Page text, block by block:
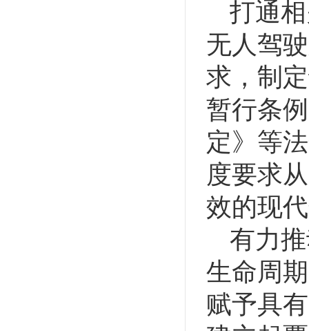
打通
无人驾
求，制
暂行条
定》等
度要求
效的现
有力
生命周
赋予具